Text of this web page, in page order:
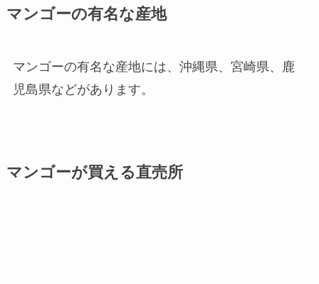
マンゴーの有名な産地
マンゴーの有名な産地には、沖縄県、宮崎県、鹿
児島県などがあります。
マンゴーが買える直売所